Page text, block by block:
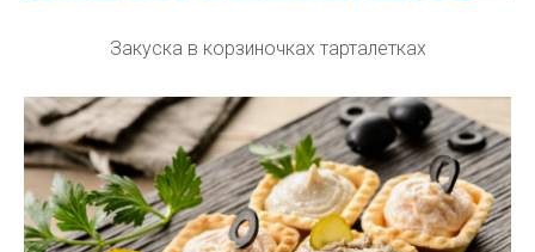
Закуска в корзиночках тарталетках